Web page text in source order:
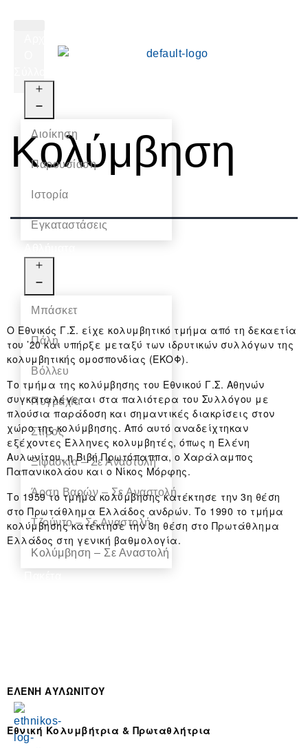
Διοίκηση
Παρουσίαση
Ιστορία
Εγκαταστάσεις
Μπάσκετ
Πάλη
Βόλλευ
Πυγμαχία
Στίβος
Ξιφασκία – Σε Αναστολή
Άρση Bαρών – Σε Αναστολή
Τζούντο – Σε Αναστολή
Κολύμβηση – Σε Αναστολή
Κολύμβηση
Ο Εθνικός Γ.Σ. είχε κολυμβητικό τμήμα από τη δεκαετία
του ’20 και υπήρξε μεταξύ των ιδρυτικών συλλόγων της
κολυμβητικής ομοσπονδίας (ΕΚΟΦ).
Το τμήμα της κολύμβησης του Εθνικού Γ.Σ. Αθηνών
συγκαταλέγεται στα παλιότερα του Συλλόγου με
πλούσια παράδοση και σημαντικές διακρίσεις στον
χώρο της κολύμβησης. Από αυτό αναδείχτηκαν
εξέχοντες Έλληνες κολυμβητές, όπως η Ελένη
Αυλωνίτου, η Βιβή Πρωτόπαππα, ο Χαράλαμπος
Παπανικολάου και ο Νίκος Μόρφης.
Το 1959 το τμήμα κολύμβησης κατέκτησε την 3η θέση
στο Πρωτάθλημα Ελλάδος ανδρών. Το 1990 το τμήμα
κολύμβησης κατέκτησε την 3η θέση στο Πρωτάθλημα
Ελλάδος στη γενική βαθμολογία.
ΕΛΕΝΗ ΑΥΛΩΝΙΤΟΥ
Εθνική Κολυμβήτρια & Πρωταθλήτρια